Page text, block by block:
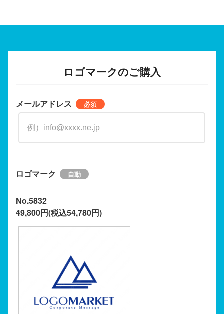
ロゴマークのご購入
メールアドレス
ロゴマーク
No.5832
49,800円(税込54,780円)